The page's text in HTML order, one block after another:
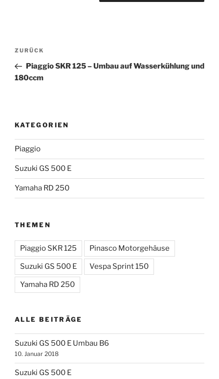
Beitragsnavigation
Vorheriger
Beitrag
ZURÜCK
Piaggio SKR 125 – Umbau auf Wasserkühlung und
180ccm
KATEGORIEN
Piaggio
Suzuki GS 500 E
Yamaha RD 250
THEMEN
Piaggio SKR 125 Pinasco Motorgehäuse
Suzuki GS 500 E Vespa Sprint 150
Yamaha RD 250
ALLE BEITRÄGE
Suzuki GS 500 E Umbau B6
10. Januar 2018
Suzuki GS 500 E